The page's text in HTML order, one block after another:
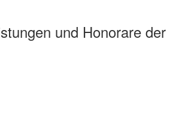
und Honorare